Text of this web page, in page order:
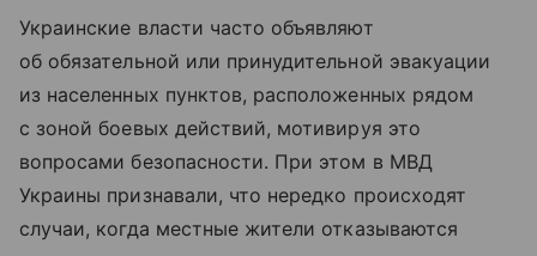
Украинские власти часто объявляют
об обязательной или принудительной эвакуации
из населенных пунктов, расположенных рядом
с зоной боевых действий, мотивируя это
вопросами безопасности. При этом в МВД
Украины признавали, что нередко происходят
случаи, когда местные жители отказываются